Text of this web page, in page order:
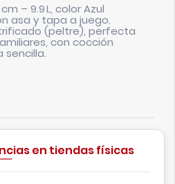
– 9.9 L, color Azul
asa y tapa a juego.
(peltre), perfecta
con cocción
sencilla.
en tiendas físicas